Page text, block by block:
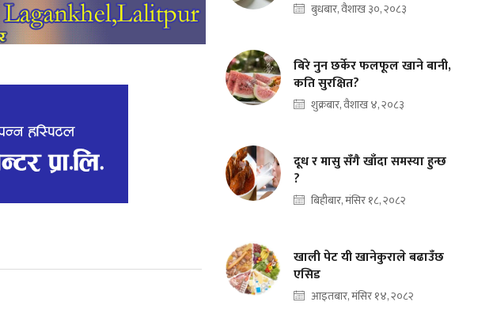
बुधबार, वैशाख ३०, २०८३
बिरे नुन छर्केर फलफूल खाने बानी,
कति सुरक्षित?
शुक्रबार, वैशाख ४, २०८३
दूध र मासु सँगै खाँदा समस्या हुन्छ
?
बिहीबार, मंसिर १८, २०८२
खाली पेट यी खानेकुराले बढाउँछ
एसिड
आइतबार, मंसिर १४, २०८२